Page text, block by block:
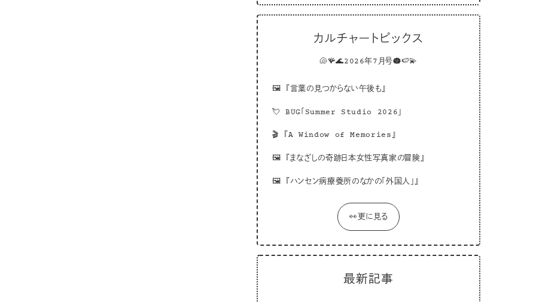
カルチャートピックス
🐚🪸🌊2026年7月号☁️🍉💫
🖼 『言葉の見つからない午後も』
💘 BUG「Summer Studio 2026」
🎬 『A Window of Memories』
🖼 『まなざしの奇跡日本女性写真家の冒険』
🖼 『ハンセン病療養所のなかの「外国人」』
👀更に見る
最新記事